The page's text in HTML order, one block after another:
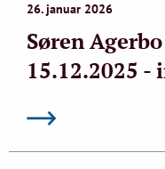
26. januar 2026
Søren
15.12.2025